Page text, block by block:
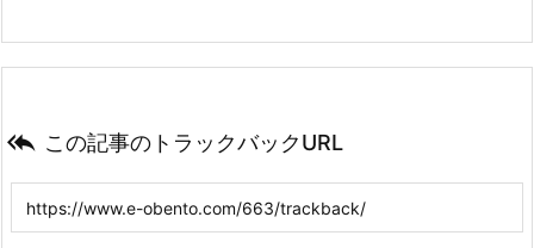
 この記事のトラックバックURL